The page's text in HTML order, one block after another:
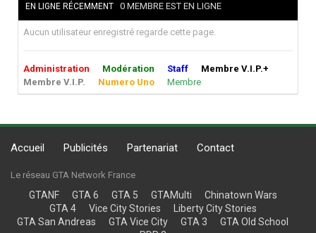
EN LIGNE RÉCEMMENT 0 MEMBRE EST EN LIGNE
Aucun utilisateur enregistré regarde cette page.
Administration Modération Staff
Membre V.I.P.+
Membre V.I.P.
Numero Uno Membre
Accueil Publicités Partenariat Contact
Le réseau GTA Network France
GTANF GTA 6 GTA 5 GTAMulti
Chinatown Wars
GTA 4
Vice City Stories
Liberty City Stories
GTA San Andreas
GTA Vice City GTA 3
GTA Old School